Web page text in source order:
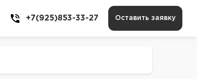
+7(925)853-33-27 Оставить заявку